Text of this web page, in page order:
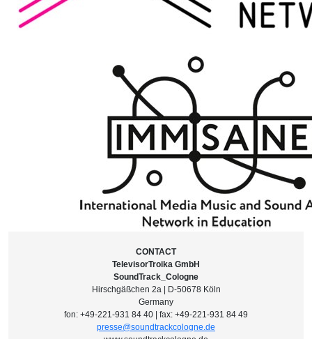
CONTACT
TelevisorTroika GmbH
SoundTrack_Cologne
Hirschgäßchen 2a | D-50678 Köln
Germany
fon: +49-221-931 84 40 | fax: +49-221-931 84 49
presse@soundtrackcologne.de